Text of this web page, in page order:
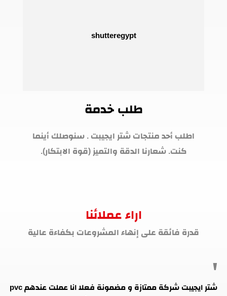
طلب خدمة
اطلب أحد منتجات شتر ايجيبت . سنوصلك أينما
كنت. شعارنا الدقة والتميز (قوة الابتكار).
اراء عملائنا
قدرة فائقة على إنهاء المشروعات بكفاءة عالية
شتر ايجيبت شركة ممتازة و مضمونة فعلا انا عملت عندهم pvc